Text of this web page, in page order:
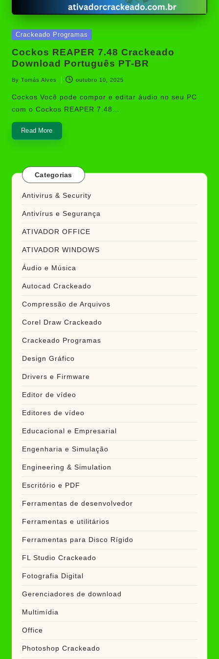
Posted
Crackeado Programas
Cockos REAPER 7.48 Crackeado
Download Português PT-BR
Posted
by
By Tomás Alves outubro 10, 2025
Cockos Você pode compor e editar áudio no seu PC
com o Cockos REAPER 7.48…
Read More
Categorias
Antivirus & Security
Antivírus e Segurança
ATIVADOR OFFICE
ATIVADOR WINDOWS
Áudio e Música
Autocad Crackeado
Compressão de Arquivos
Corel Draw Crackeado
Crackeado Programas
Design Gráfico
Drivers e Firmware
Editor de vídeo
Editores de vídeo
Educacional e Empresarial
Engenharia e Simulação
Engineering & Simulation
Escritório e PDF
Ferramentas de desenvolvedor
Ferramentas e utilitários
Ferramentas para Disco Rígido
FL Studio Crackeado
Fotografia Digital
Gerenciadores de download
Multimídia
Office
Photoshop Crackeado